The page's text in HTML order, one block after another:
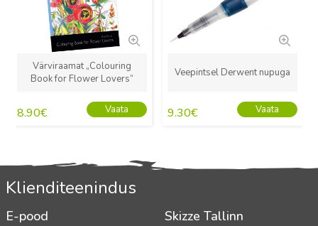
Värviraamat „Colouring
Book for Flower Lovers“
8.90€ Vaata
Veepintsel Derwent nupuga
9.30€ Vaata
Klienditeenindus
E-pood Skizze Tallinn